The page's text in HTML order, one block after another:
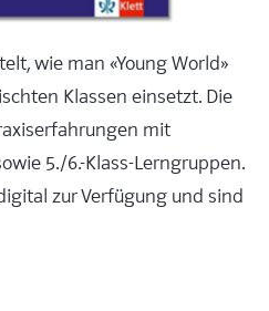
wie man «Young World»
Klassen einsetzt. Die
mit
5./6.-Klass-Lerngruppen.
zur Verfügung und sind